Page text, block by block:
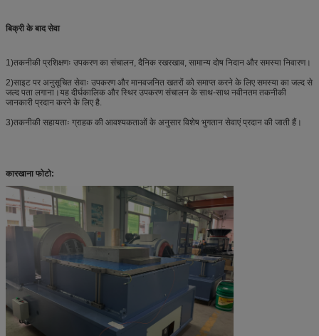
बिक्री के बाद सेवा
1)तकनीकी प्रशिक्षणः उपकरण का संचालन, दैनिक रखरखाव, सामान्य दोष निदान और समस्या निवारण।
2)साइट पर अनुसूचित सेवाः उपकरण और मानवजनित खतरों को समाप्त करने के लिए समस्या का जल्द से
जल्द पता लगाना।यह दीर्घकालिक और स्थिर उपकरण संचालन के साथ-साथ नवीनतम तकनीकी
जानकारी प्रदान करने के लिए है.
3)तकनीकी सहायताः ग्राहक की आवश्यकताओं के अनुसार विशेष भुगतान सेवाएं प्रदान की जाती हैं।
कारखाना फोटो: